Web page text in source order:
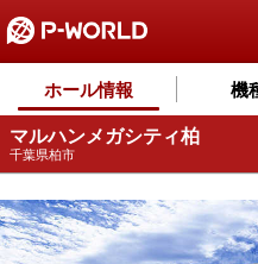
ホール情報 機
マルハンメガシティ柏
千葉県柏市